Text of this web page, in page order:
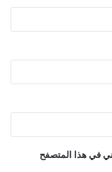
في هذا المتصفح